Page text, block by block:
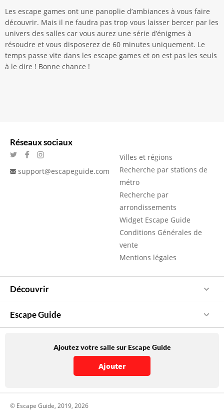
Les escape games ont une panoplie d’ambiances à vous faire
découvrir. Mais il ne faudra pas trop vous laisser bercer par les
univers des salles car vous aurez une série d’énigmes à
résoudre et vous disposerez de 60 minutes uniquement. Le
temps passe vite dans les escape games et on est pas les seuls
à le dire ! Bonne chance !
Réseaux sociaux
support@escapeguide.com
Villes et régions
Recherche par stations de
métro
Recherche par
arrondissements
Widget Escape Guide
Conditions Générales de
vente
Mentions légales
Découvrir
Escape Guide
Ajoutez votre salle sur Escape Guide
Ajouter
© Escape Guide, 2019, 2026